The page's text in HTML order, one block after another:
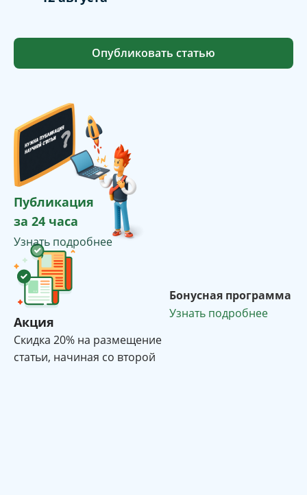
Опубликовать статью
Публикация
за 24 часа
Узнать подробнее
Акция
Cкидка 20% на размещение
статьи, начиная со второй
Бонусная программа
Узнать подробнее